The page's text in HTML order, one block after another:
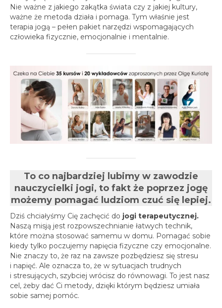
Nie ważne z jakiego zakątka świata czy z jakiej kultury,
ważne że metoda działa i pomaga. Tym właśnie jest
terapia jogą – pełen pakiet narzędzi wspomagających
człowieka fizycznie, emocjonalnie i mentalnie.
To co najbardziej lubimy w zawodzie
nauczycielki jogi, to fakt że poprzez jogę
możemy pomagać ludziom czuć się lepiej.
Dziś chciałyśmy Cię zachęcić do jogi terapeutycznej.
Naszą misją jest rozpowszechnianie łatwych technik,
które można stosować samemu w domu. Pomagać sobie
kiedy tylko poczujemy napięcia fizyczne czy emocjonalne.
Nie znaczy to, że raz na zawsze pozbędziesz się stresu
i napięć. Ale oznacza to, że w sytuacjach trudnych
i stresujących, szybciej wrócisz do równowagi. To jest nasz
cel, żeby dać Ci metody, dzięki którym będziesz umiała
sobie samej pomóc.